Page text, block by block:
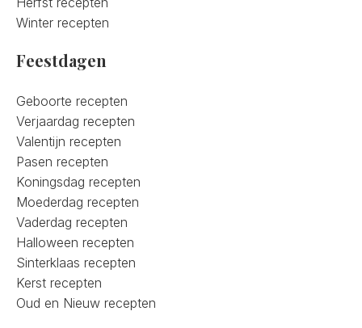
Winter recepten
Feestdagen
Geboorte recepten
Verjaardag recepten
Valentijn recepten
Pasen recepten
Koningsdag recepten
Moederdag recepten
Vaderdag recepten
Halloween recepten
Sinterklaas recepten
Kerst recepten
Oud en Nieuw recepten